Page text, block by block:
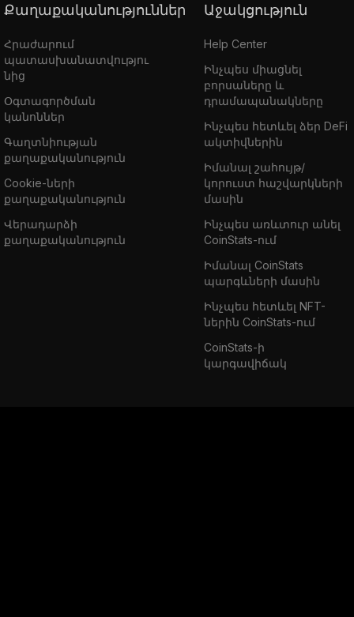
Քաղաքականություններ
Հրաժարում
պատասխանատվությու
նից
Օգտագործման
կանոններ
Գաղտնիության
քաղաքականություն
Cookie-ների
քաղաքականություն
Վերադարձի
քաղաքականություն
Աջակցություն
Help Center
Ինչպես միացնել
բորսաները և
դրամապանակները
Ինչպես հետևել ձեր DeFi
ակտիվներին
Իմանալ շահույթ/
կորուստ հաշվարկների
մասին
Ինչպես առևտուր անել
CoinStats-ում
Իմանալ CoinStats
պարգևների մասին
Ինչպես հետևել NFT-
ներին CoinStats-ում
CoinStats-ի
կարգավիճակ